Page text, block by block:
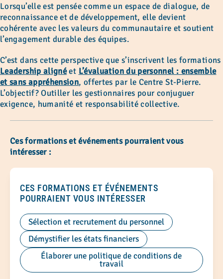
Lorsqu’elle est pensée comme un espace de dialogue, de
reconnaissance et de développement, elle devient
cohérente avec les valeurs du communautaire et soutient
l’engagement durable des équipes.
C’est dans cette perspective que s’inscrivent les formations
Leadership alignéet L’évaluation du personnel : ensemble
et sans appréhension, offertes par le Centre St-Pierre.
L’objectif? Outiller les gestionnaires pour conjuguer
exigence, humanité et responsabilité collective.
Ces formations et événements pourraient vous
intéresser :
CES FORMATIONS ET ÉVÉNEMENTS
POURRAIENT VOUS INTÉRESSER
Sélection et recrutement du personnel
Démystifier les états financiers
Élaborer une politique de conditions de
travail